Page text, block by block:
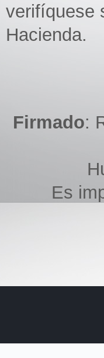
verifíquese
Hacienda.
Firmado:
Es